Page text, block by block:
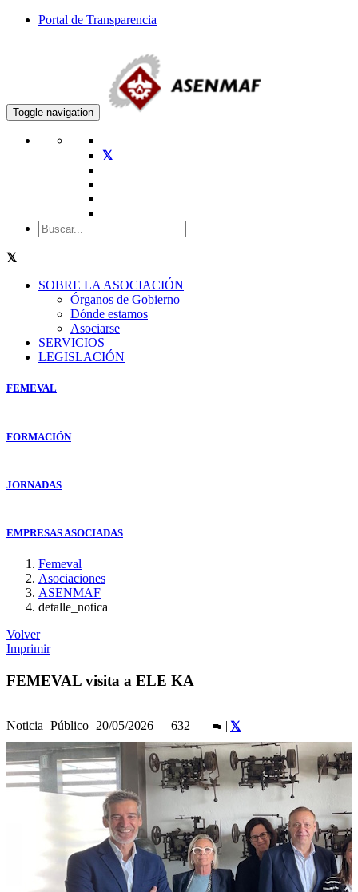
Portal de Transparencia
Toggle navigation
SOBRE LA ASOCIACIÓN
Órganos de Gobierno
Dónde estamos
Asociarse
SERVICIOS
LEGISLACIÓN
FEMEVAL
FORMACIÓN
JORNADAS
EMPRESAS ASOCIADAS
Femeval
Asociaciones
ASENMAF
detalle_notica
Volver
Imprimir
FEMEVAL visita a ELE KA
Noticia Público 20/05/2026 632